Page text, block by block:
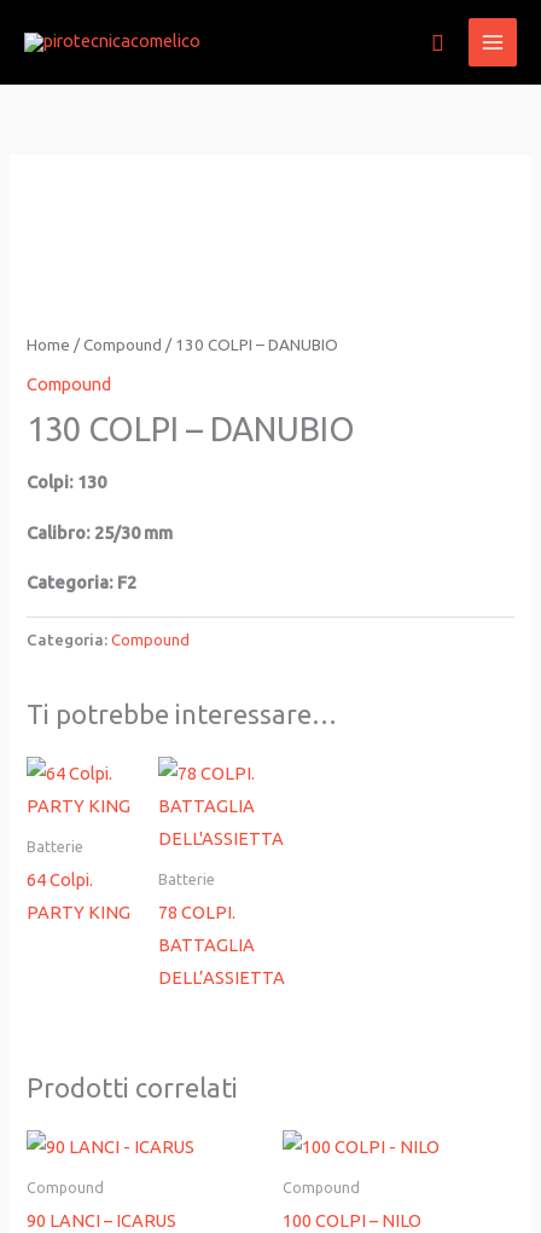
contenuto
Cerca
Home /Compound / 130 COLPI – DANUBIO
Compound
130 COLPI – DANUBIO
Colpi: 130
Calibro: 25/30 mm
Categoria: F2
Categoria:Compound
Ti potrebbe interessare…
Batterie
64 Colpi.
PARTY KING
Batterie
78 COLPI.
BATTAGLIA
DELL’ASSIETTA
Prodotti correlati
Compound
90 LANCI – ICARUS
Compound
100 COLPI – NILO